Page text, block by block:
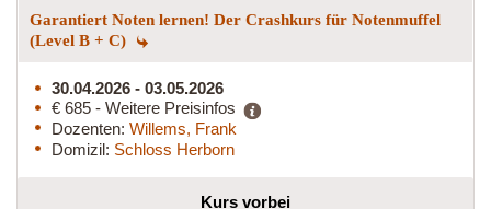
Garantiert Noten lernen! Der Crashkurs für Notenmuffel
(Level B + C)
30.04.2026 - 03.05.2026
€ 685 - Weitere Preisinfos
Dozenten: Willems, Frank
Domizil: Schloss Herborn
Kurs vorbei